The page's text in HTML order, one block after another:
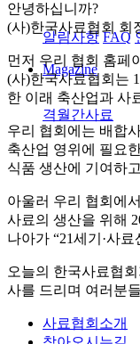
알림사항 FAQ
Magazine
격월간사료
안녕하십니까?
(사)한국사료협회 회
먼저 우리 협회 홈페
(사)한국사료협회는
한 이래 축산업과 사
우리 협회에는 배합
축산업 영위에 필요
식품 생산에 기여하
아울러 우리 협회에
사료의 생산을 위해
나아가 “21세기·사
오늘의 한국사료협
사를 드리며 여러분
사료협회소개